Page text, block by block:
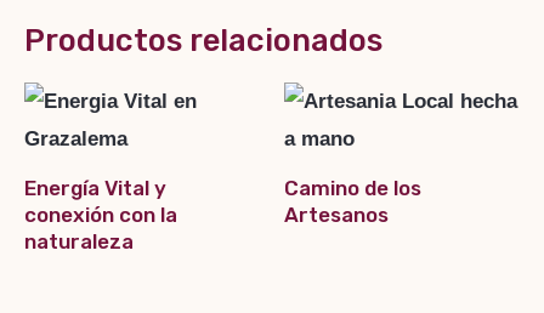
Productos relacionados
Energía Vital y
conexión con la
naturaleza
Camino de los
Artesanos